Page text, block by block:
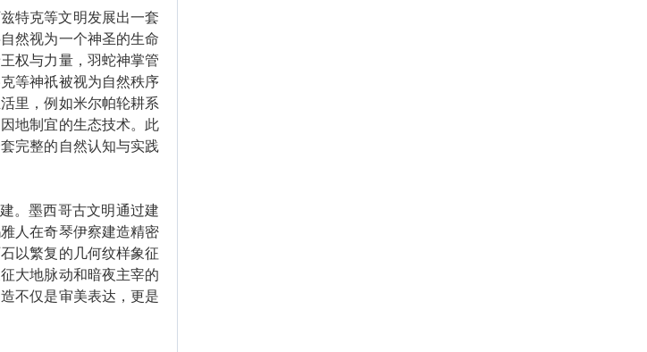
特克等文明发展出一套
然视为一个神圣的生命
权与力量，羽蛇神掌管
等神祇被视为自然秩序
里，例如米尔帕轮耕系
地制宜的生态技术。此
完整的自然认知与实践
。墨西哥古文明通过建
人在奇琴伊察建造精密
以繁复的几何纹样象征
大地脉动和暗夜主宰的
不仅是审美表达，更是